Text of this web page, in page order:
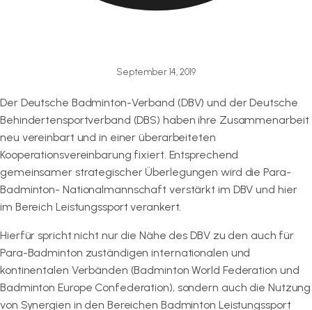
September 14, 2019
Der Deutsche Badminton-Verband (DBV) und der Deutsche
Behindertensportverband (DBS) haben ihre Zusammenarbeit
neu vereinbart und in einer überarbeiteten
Kooperationsvereinbarung fixiert. Entsprechend
gemeinsamer strategischer Überlegungen wird die Para-
Badminton- Nationalmannschaft verstärkt im DBV und hier
im Bereich Leistungssport verankert.
Hierfür spricht nicht nur die Nähe des DBV zu den auch für
Para-Badminton zuständigen internationalen und
kontinentalen Verbänden (Badminton World Federation und
Badminton Europe Confederation), sondern auch die Nutzung
von Synergien in den Bereichen Badminton Leistungssport